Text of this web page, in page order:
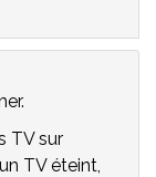
TV sur
TV éteint,